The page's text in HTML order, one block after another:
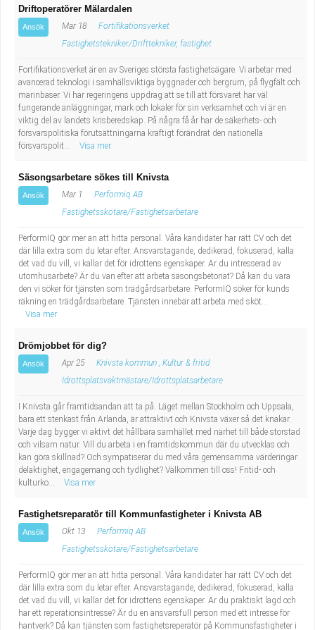
Driftoperatörer Mälardalen
Ansök Mar 18
Fortifikationsverket
Fastighetstekniker/Drifttekniker, fastighet
Fortifikationsverket är en av Sveriges största fastighetsägare. Vi arbetar med
avancerad teknologi i samhällsviktiga byggnader och bergrum, på flygfält och
marinbaser. Vi har regeringens uppdrag att se till att försvaret har väl
fungerande anläggningar, mark och lokaler för sin verksamhet och vi är en
viktig del av landets krisberedskap. På några få år har de säkerhets- och
försvarspolitiska förutsättningarna kraftigt förändrat den nationella
försvarspolit...
Visa mer
Säsongsarbetare sökes till Knivsta
Ansök Mar 1
Performiq AB
Fastighetsskötare/Fastighetsarbetare
PerformIQ gör mer än att hitta personal. Våra kandidater har rätt CV och det
där lilla extra som du letar efter. Ansvarstagande, dedikerad, fokuserad, kalla
det vad du vill, vi kallar det för idrottens egenskaper. Är du intresserad av
utomhusarbete? Är du van efter att arbeta säsongsbetonat? Då kan du vara
den vi söker för tjänsten som trädgårdsarbetare. PerformIQ söker för kunds
räkning en trädgårdsarbetare. Tjänsten innebär att arbeta med sköt...
Visa mer
Drömjobbet för dig?
Ansök Apr 25
Knivsta kommun , Kultur & fritid
Idrottsplatsvaktmästare/Idrottsplatsarbetare
I Knivsta går framtidsandan att ta på. Läget mellan Stockholm och Uppsala,
bara ett stenkast från Arlanda, är attraktivt och Knivsta växer så det knakar.
Varje dag bygger vi aktivt det hållbara samhället med närhet till både storstad
och vilsam natur. Vill du arbeta i en framtidskommun där du utvecklas och
kan göra skillnad? Och sympatiserar du med våra gemensamma värderingar
delaktighet, engagemang och tydlighet? Välkommen till oss! Fritid- och
kulturko...
Visa mer
Fastighetsreparatör till Kommunfastigheter i Knivsta AB
Ansök Okt 13
Performiq AB
Fastighetsskötare/Fastighetsarbetare
PerformIQ gör mer än att hitta personal. Våra kandidater har rätt CV och det
där lilla extra som du letar efter. Ansvarstagande, dedikerad, fokuserad, kalla
det vad du vill, vi kallar det för idrottens egenskaper. Är du praktiskt lagd och
har ett reperationsintresse? Är du en ansvarsfull person med ett intresse för
hantverk? Då kan tjänsten som fastighetsreperatör på Kommunsfastigheter i